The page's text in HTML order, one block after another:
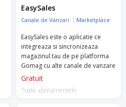
EasySales
Canale de Vanzari Marketplace
EasySales este o aplicatie ce
integreaza si sincronizeaza
magazinul tau de pe platforma
Gomag cu alte canale de vanzare
Gratuit
Toate abonamentele